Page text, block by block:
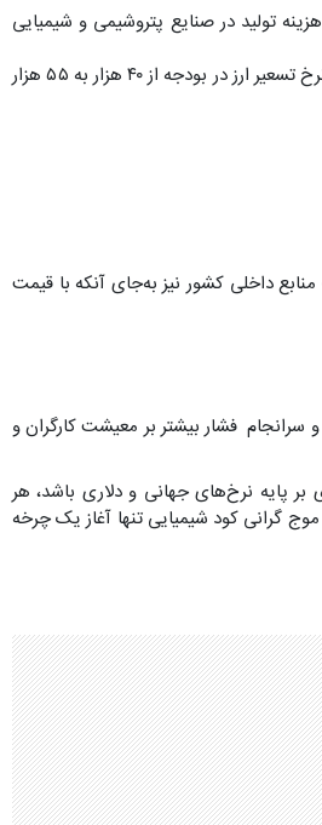
رصد بودجه دی‌ماه ۱۴۰۳، پیش‌بینی شده بود که با اجرای تبصره ۳ بند «ب» جزء ۴-۱ (موضوع نرخ خوراک گاز صنایع) و همچنین افزایش نرخ تسعیر ارز در بودجه ۱۴۰۴، هزینه تولید در صنایع پتروشیمی و شیمیایی
این پیش‌بینی اکنون محقق شده است: نرخ خوراک گاز پتروشیمی‌های تولیدکننده کود و سم از هر مترمکعب ۵۹۰۰ تومان به ۱۲۹۰۰ تومان رسیده است؛ یعنی بیش از دو برابر. در عین حال نرخ تسعیر ارز در بودجه از ۴۰ هزار به ۵۵ هزار
داخلی کشور نیز به‌جای آنکه با قیمت
سرانجام فشار بیشتر بر معیشت کارگران و
پایه نرخ‌های جهانی و دلاری باشد، هر
گرانی کود شیمیایی تنها آغاز یک چرخه